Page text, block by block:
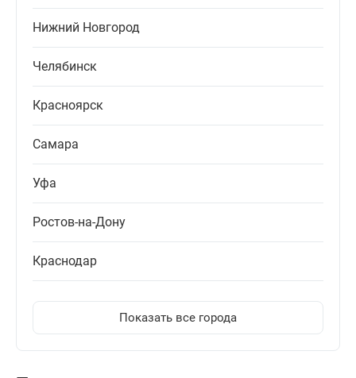
Нижний Новгород
Челябинск
Красноярск
Самара
Уфа
Ростов-на-Дону
Краснодар
Показать все города